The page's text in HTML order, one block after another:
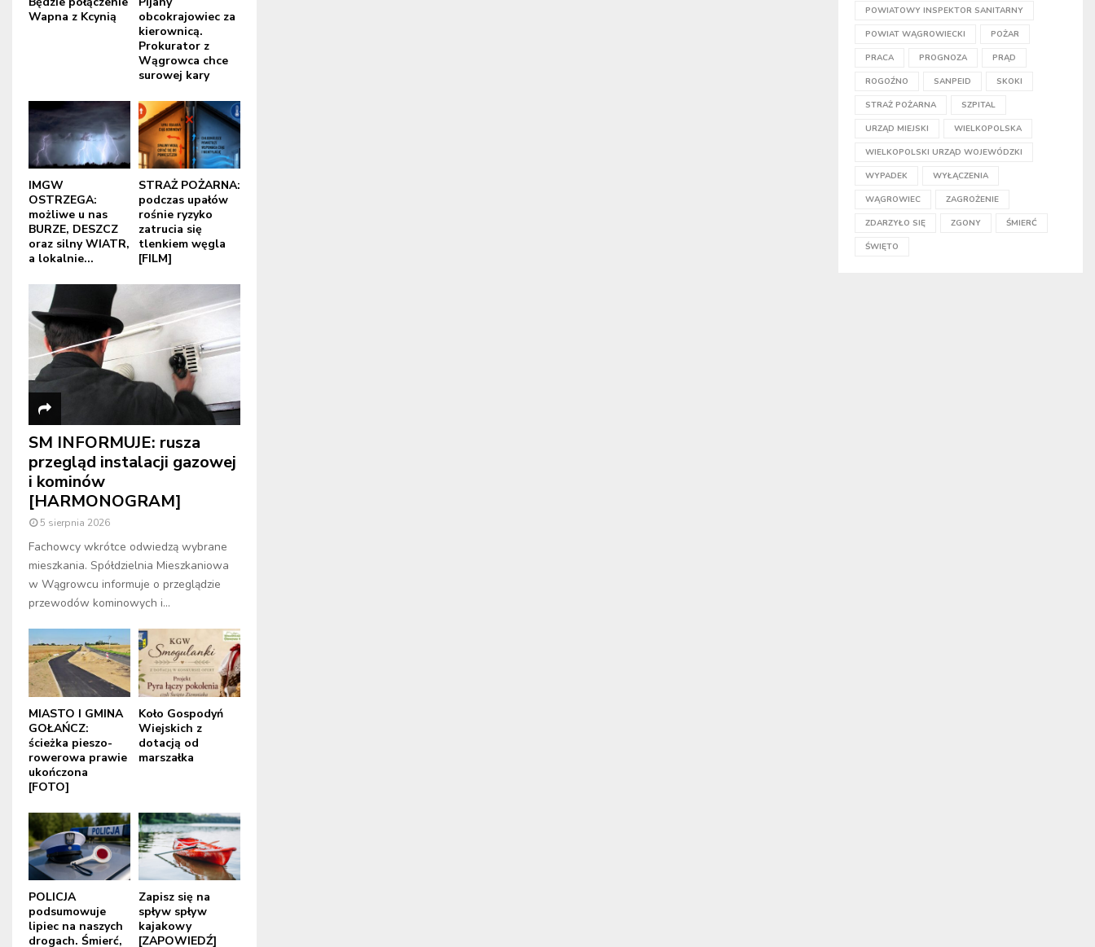
Wapna z Kcynią
obcokrajowiec za
kierownicą.
Prokurator z
Wągrowca chce
surowej kary
IMGW
OSTRZEGA:
możliwe u nas
BURZE, DESZCZ
oraz silny WIATR,
a lokalnie...
STRAŻ POŻARNA:
podczas upałów
rośnie ryzyko
zatrucia się
tlenkiem węgla
[FILM]
SM INFORMUJE: rusza
przegląd instalacji gazowej
i kominów
[HARMONOGRAM]
5 sierpnia 2026
Fachowcy wkrótce odwiedzą wybrane
mieszkania. Spółdzielnia Mieszkaniowa
w Wągrowcu informuje o przeglądzie
przewodów kominowych i...
MIASTO I GMINA
GOŁAŃCZ:
ścieżka pieszo-
rowerowa prawie
ukończona
[FOTO]
Koło Gospodyń
Wiejskich z
dotacją od
marszałka
POLICJA
podsumowuje
lipiec na naszych
drogach. Śmierć,
Zapisz się na
spływ spływ
kajakowy
[ZAPOWIEDŹ]
POWIATOWY INSPEKTOR SANITARNY
POWIAT WĄGROWIECKI POŻAR
PRACA PROGNOZA PRĄD
ROGOŹNO SANPEID SKOKI
STRAŻ POŻARNA SZPITAL
URZĄD MIEJSKI WIELKOPOLSKA
WIELKOPOLSKI URZĄD WOJEWÓDZKI
WYPADEK WYŁĄCZENIA
WĄGROWIEC ZAGROŻENIE
ZDARZYŁO SIĘ ZGONY ŚMIERĆ
ŚWIĘTO